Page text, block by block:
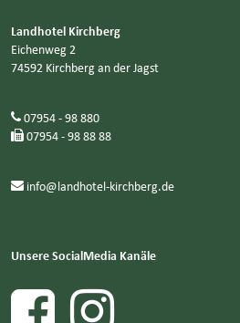
Landhotel Kirchberg
Eichenweg 2
74592 Kirchberg an der Jagst
07954 - 98 880
07954 - 98 88 88
info@landhotel-kirchberg.de
Unsere SocialMedia Kanäle